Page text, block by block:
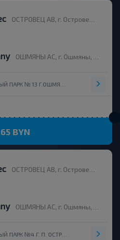
ОСТРОВЕЦ АВ, г. Островец, ул. Энергетиков, 4
ОШМЯНЫ АС, г. Ошмяны, ул. Советская, 123
BYN
ОСТРОВЕЦ АВ, г. Островец, ул. Энергетиков, 4
ОШМЯНЫ АС, г. Ошмяны, ул. Советская, 123